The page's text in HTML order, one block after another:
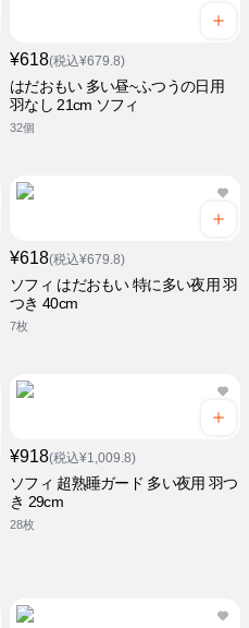
¥618(税込¥679.8)
はだおもい 多い昼~ふつうの日用
羽なし 21cm ソフィ
32個
¥618(税込¥679.8)
ソフィ はだおもい 特に多い夜用 羽
つき 40cm
7枚
¥918(税込¥1,009.8)
ソフィ 超熟睡ガード 多い夜用 羽つ
き 29cm
28枚